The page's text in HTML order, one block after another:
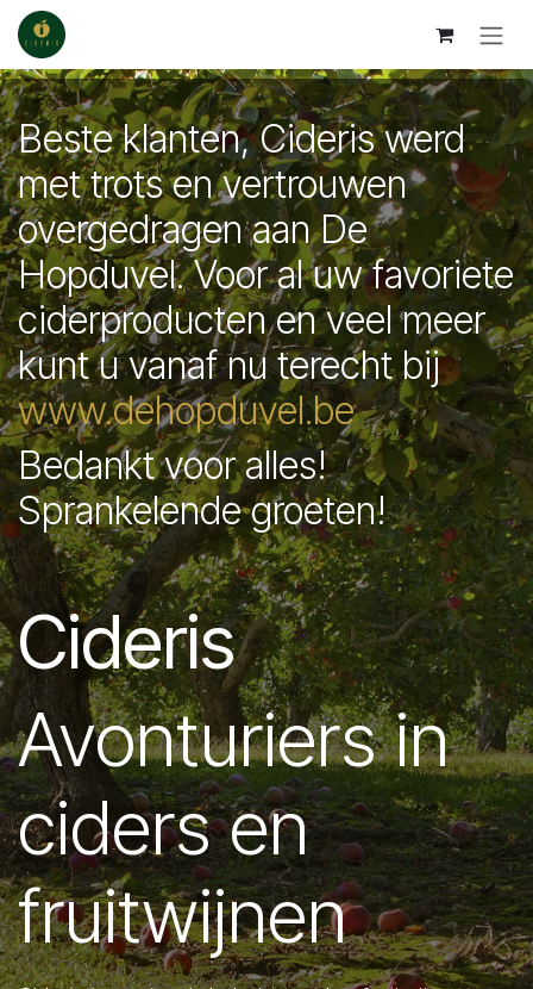
Skip to Content
Beste klanten, Cideris werd
met trots en vertrouwen
overgedragen aan De
Hopduvel. Voor al uw favoriete
ciderproducten en veel meer
kunt u vanaf nu terecht bij
www.dehopduvel.be
Bedankt voor alles!
Sprankelende groeten!
Cideris
Avonturiers in
ciders en
fruitwijnen